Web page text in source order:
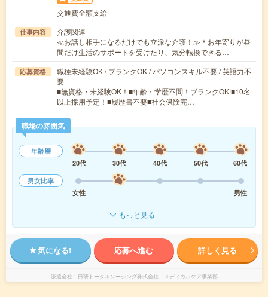
交通費全額支給
仕事内容
介護関連
≪お話し相手になるだけでも立派な介護！≫＊お年寄りが昼
間だけ生活のサポートを受けたり、気分転換できる…
応募資格
職種未経験OK / ブランクOK / パソコンスキル不要 / 英語力不
要
■無資格・未経験OK！■年齢・学歴不問！ブランクOK!■10名
以上採用予定！■履歴書不要■社会保険完…
職場の雰囲気
年齢層
20代
30代 40代 50代
60代
男女比率
女性
男性
もっと見る
気になる! 応募へ進む 詳しく見る
派遣会社 日研トータルソーシング株式会社 メディカルケア事業部